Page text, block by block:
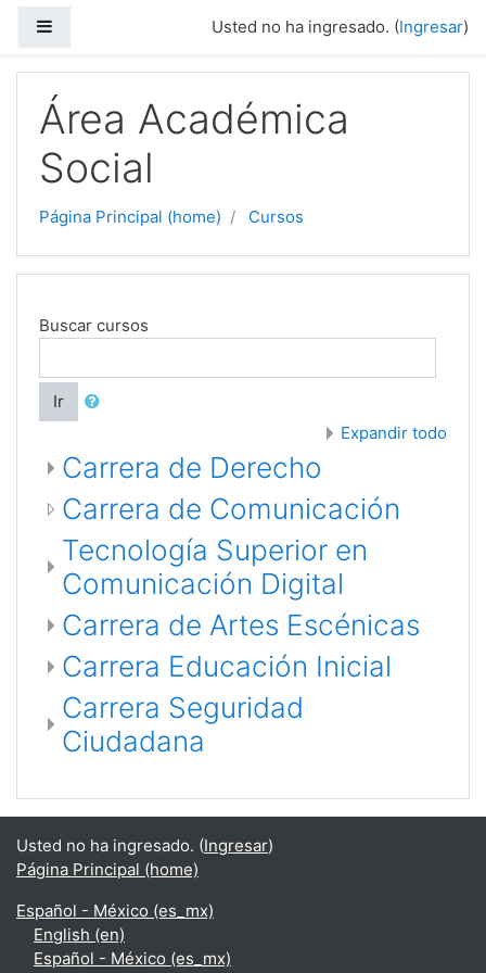
Usted no ha ingresado. (Ingresar)
Área Académica
Social
Página Principal (home) Cursos
Buscar cursos
Ir
Expandir todo
Carrera de Derecho
Carrera de Comunicación
Tecnología Superior en
Comunicación Digital
Carrera de Artes Escénicas
Carrera Educación Inicial
Carrera Seguridad
Ciudadana
Usted no ha ingresado. (Ingresar)
Página Principal (home)
Español - México ‎(es_mx)‎
English ‎(en)‎
Español - México ‎(es_mx)‎